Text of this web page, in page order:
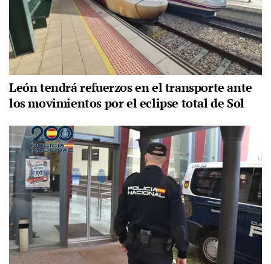
León tendrá refuerzos en el transporte ante
los movimientos por el eclipse total de Sol